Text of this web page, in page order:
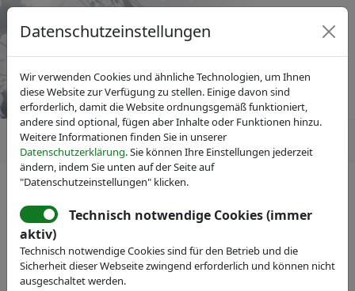
IVAM Fachverband für Mikrotechnik
Veranstaltungen
Kashima Bearings Inc.
Datenschutzeinstellungen
Wir verwenden Cookies und ähnliche Technologien, um Ihnen
diese Website zur Verfügung zu stellen. Einige davon sind
erforderlich, damit die Website ordnungsgemäß funktioniert,
andere sind optional, fügen aber Inhalte oder Funktionen hinzu.
Weitere Informationen finden Sie in unserer
Datenschutzerklärung. Sie können Ihre Einstellungen jederzeit
ändern, indem Sie unten auf der Seite auf
"Datenschutzeinstellungen" klicken.
Technisch notwendige Cookies (immer
aktiv)
Technisch notwendige Cookies sind für den Betrieb und die
Sicherheit dieser Webseite zwingend erforderlich und können nicht
ausgeschaltet werden.